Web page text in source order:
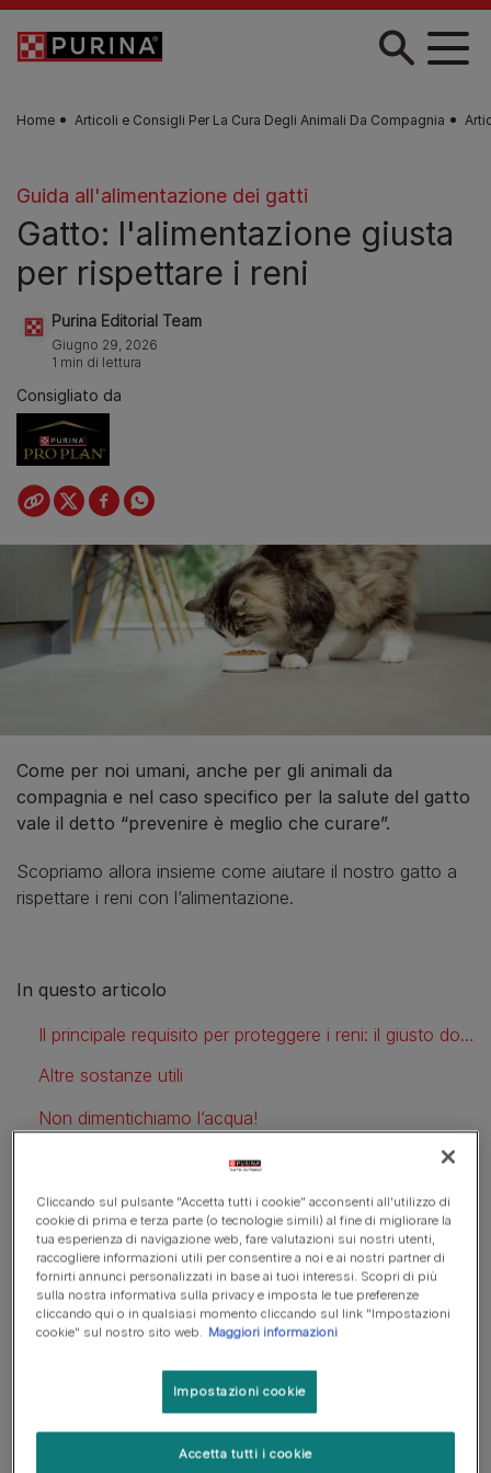
Skip to main content
Home Articoli e Consigli Per La Cura Degli Animali Da Compagnia
Guida all'alimentazione dei gatti
Gatto: l'alimentazione giusta
per rispettare i reni
Purina Editorial Team
Giugno 29, 2026
1 min di lettura
Consigliato da
Come per noi umani, anche per gli animali da
compagnia e nel caso specifico per la salute del gatto
vale il detto “prevenire è meglio che curare”.
Scopriamo allora insieme come aiutare il nostro gatto a
rispettare i reni con l’alimentazione.
In questo articolo
Il principale requisito per proteggere i reni: il giusto dosaggio di proteine animali
Altre sostanze utili
Non dimentichiamo l’acqua!
Il principale requisito per
proteggere i reni: il giusto
dosaggio di proteine animali
in particolare l’apparato urinario deve avere un
dosaggio di proteine animali. Il fattore chiave sta nella
quantitàe nellaqualitàdelle proteine contenute nel cibo
per gatti: da un lato queste vanno ridotte per evitare di
Cliccando sul pulsante "Accetta tutti i cookie" acconsenti all'utilizzo di
cookie di prima e terza parte (o tecnologie simili) al fine di migliorare la
tua esperienza di navigazione web, fare valutazioni sui nostri utenti,
raccogliere informazioni utili per consentire a noi e ai nostri partner di
fornirti annunci personalizzati in base ai tuoi interessi. Scopri di più
sulla nostra informativa sulla privacy e imposta le tue preferenze
cliccando qui o in qualsiasi momento cliccando sul link "Impostazioni
cookie" sul nostro sito web. Maggiori informazioni
Impostazioni cookie
Accetta tutti i cookie